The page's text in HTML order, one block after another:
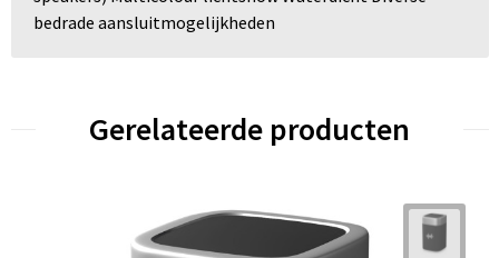
bedrade aansluitmogelijkheden
Gerelateerde producten